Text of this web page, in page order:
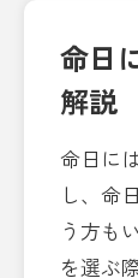
命日
解説
命日に
し、命
う方も
を選ぶ